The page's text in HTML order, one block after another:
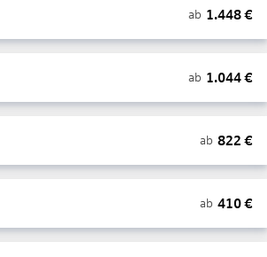
ab 1.448€
ab 1.044€
ab 822 €
ab 410€